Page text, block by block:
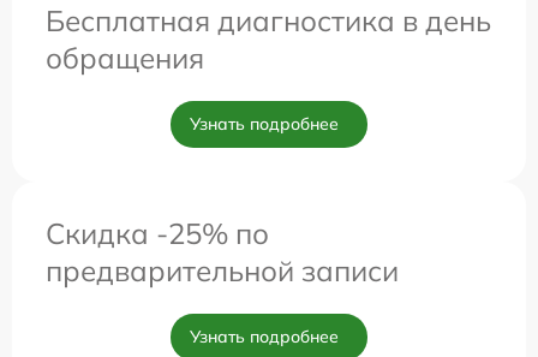
Бесплатная диагностика в день
обращения
Узнать подробнее
Скидка -25% по
предварительной записи
Узнать подробнее